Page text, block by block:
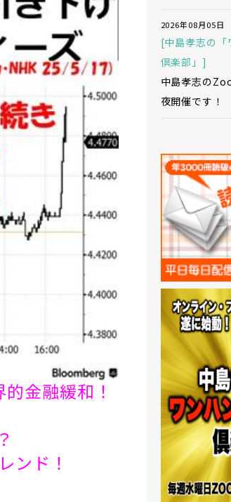
金融緩和！
ンド！
2026年08月05日
[中島孝志の「
倶楽部」]
中島孝志の
夜開催です！